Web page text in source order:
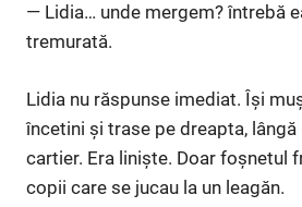
— Lidia… unde mergem? întrebă
tremurată.
Lidia nu răspunse imediat. Își
încetini și trase pe dreapta,
cartier. Era liniște. Doar foșnetul
copii care se jucau la un leagăn.